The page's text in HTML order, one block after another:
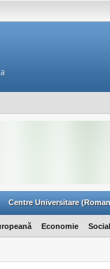
Centre Universitare
Economie Social